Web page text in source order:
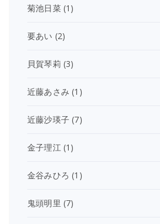
菊池日菜(1)
要あい (2)
貝賀琴莉 (3)
近藤あさみ (1)
近藤沙瑛子 (7)
金子理江(1)
金谷みひろ (1)
鬼頭明里 (7)